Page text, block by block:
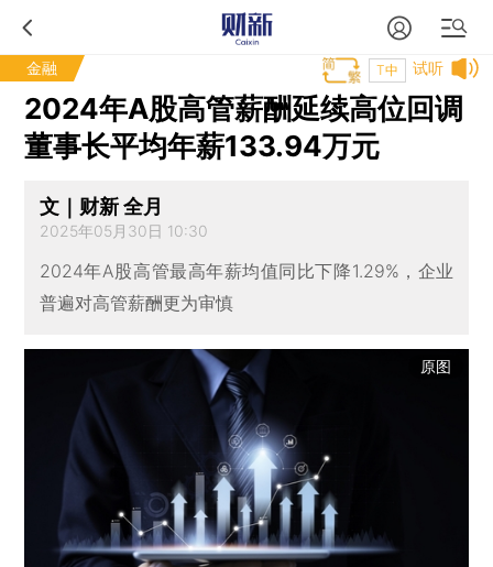
金融 试听
T中
2024年A股高管薪酬延续高位回调
董事长平均年薪133.94万元
文｜财新 全月
2025年05月30日 10:30
2024年A股高管最高年薪均值同比下降1.29%，企业
普遍对高管薪酬更为审慎
原图